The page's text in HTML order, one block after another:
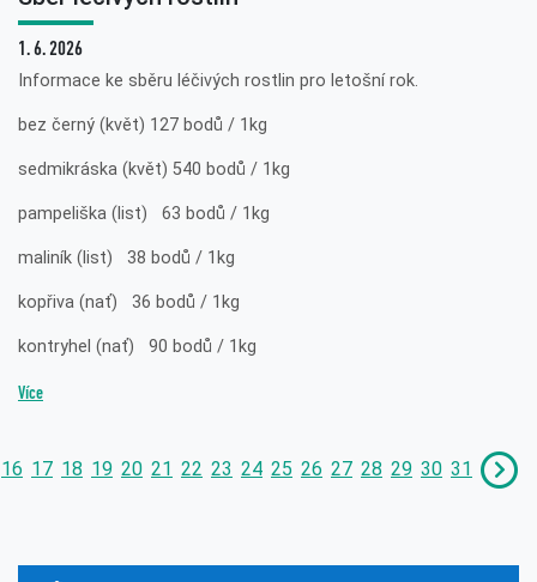
1. 6. 2026
Informace ke sběru léčivých rostlin pro letošní rok.
bez černý (květ) 127 bodů / 1kg
sedmikráska (květ) 540 bodů / 1kg
pampeliška (list) 63 bodů / 1kg
maliník (list) 38 bodů / 1kg
kopřiva (nať) 36 bodů / 1kg
kontryhel (nať) 90 bodů / 1kg
Více
16 17 18 19 20 21 22 23 24 25 26 27 28 29 30 31